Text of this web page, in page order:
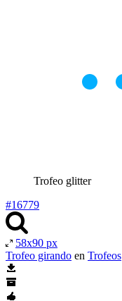
Trofeo glitter
#16779
58x90 px
Trofeo girando en Trofeos